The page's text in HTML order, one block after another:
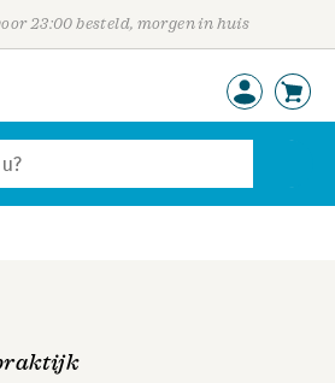
23:00 besteld, morgen in huis